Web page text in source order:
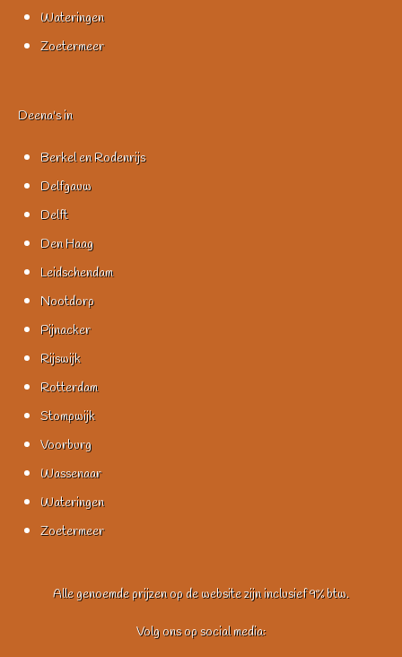
Wateringen
Zoetermeer
Deena's in
Berkel en Rodenrijs
Delfgauw
Delft
Den Haag
Leidschendam
Nootdorp
Pijnacker
Rijswijk
Rotterdam
Stompwijk
Voorburg
Wassenaar
Wateringen
Zoetermeer
Alle genoemde prijzen op de website zijn inclusief 9% btw.
Volg ons op social media: